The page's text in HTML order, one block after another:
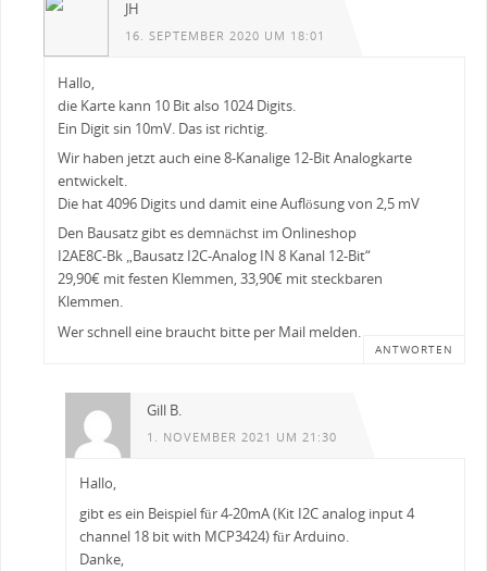
JH
16. SEPTEMBER 2020 UM 18:01
Hallo,
die Karte kann 10 Bit also 1024 Digits.
Ein Digit sin 10mV. Das ist richtig.
Wir haben jetzt auch eine 8-Kanalige 12-Bit Analogkarte
entwickelt.
Die hat 4096 Digits und damit eine Auflösung von 2,5 mV
Den Bausatz gibt es demnächst im Onlineshop
I2AE8C-Bk „Bausatz I2C-Analog IN 8 Kanal 12-Bit“
29,90€ mit festen Klemmen, 33,90€ mit steckbaren
Klemmen.
Wer schnell eine braucht bitte per Mail melden.
ANTWORTEN
Gill B.
1. NOVEMBER 2021 UM 21:30
Hallo,
gibt es ein Beispiel für 4-20mA (Kit I2C analog input 4
channel 18 bit with MCP3424) für Arduino.
Danke,